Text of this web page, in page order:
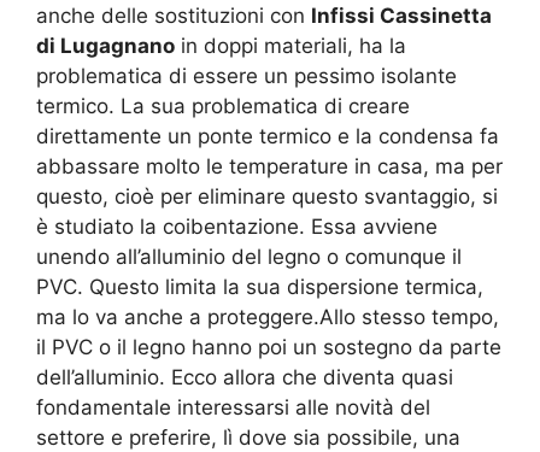
anche delle sostituzioni con Infissi Cassinetta
di Lugagnano in doppi materiali, ha la
problematica di essere un pessimo isolante
termico. La sua problematica di creare
direttamente un ponte termico e la condensa fa
abbassare molto le temperature in casa, ma per
questo, cioè per eliminare questo svantaggio, si
è studiato la coibentazione. Essa avviene
unendo all’alluminio del legno o comunque il
PVC. Questo limita la sua dispersione termica,
ma lo va anche a proteggere.Allo stesso tempo,
il PVC o il legno hanno poi un sostegno da parte
dell’alluminio. Ecco allora che diventa quasi
fondamentale interessarsi alle novità del
settore e preferire, lì dove sia possibile, una